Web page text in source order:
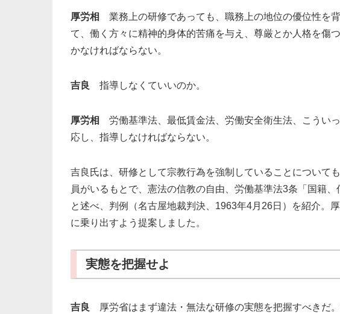
厚労相
業務上の研修であっても、職務上の地位の優位性を
て、働く方々に精神的身体的苦痛を与え、尊厳とか人格を傷
かなければならない。
吉良 指導しなくていいのか。
厚労相
労働基準法、最低賃金法、労働安全衛生法、こうい
応し、指導しなければならない。
吉良氏は、研修として宗教行為を強制していることについて
員がいるもとで、憲法の信教の自由、労働基準法3条「国籍
と述べ、判例（名古屋地裁判決、1963年4月26日）を紹介。
に乗り出すよう提案しました。
実態を把握せよ
吉良
厚労省はまず違法・無法な研修の実態を把握すべきだ